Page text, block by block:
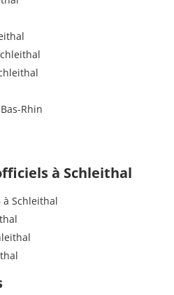
Rhin
à Schleithal
Schleithal